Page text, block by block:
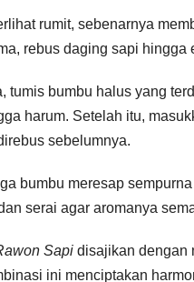
rumit, sebenarnya
rebus daging sapi
tumis bumbu halus yang
harum. Setelah itu,
sebelumnya.
bumbu meresap
serai agar aromanya
Sapi disajikan dengan
ini menciptakan